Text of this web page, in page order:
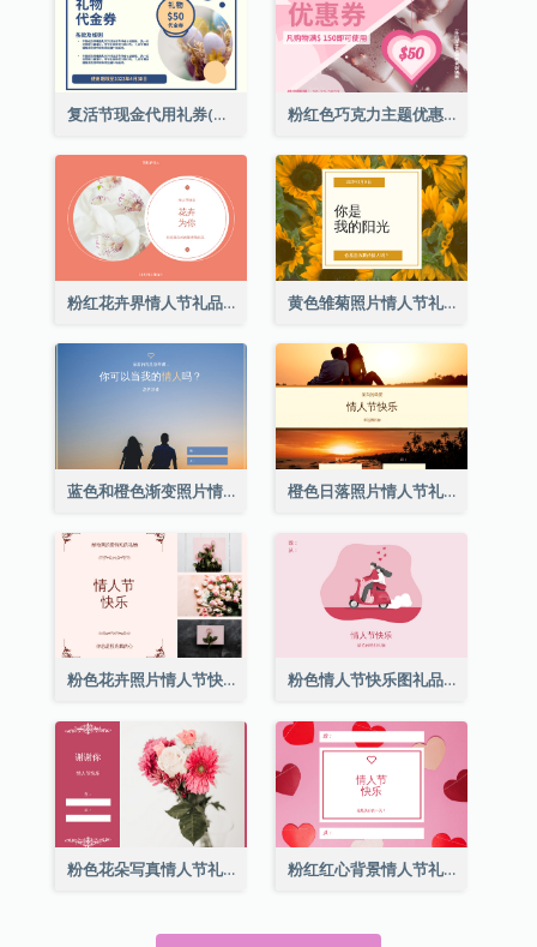
复活节现金代用礼券(附使用细则) 粉红色巧克力主题优惠券
粉红花卉界情人节礼品卡 黄色雏菊照片情人节礼品卡
蓝色和橙色渐变照片情人节礼品卡 橙色日落照片情人节礼品卡
粉色花卉照片情人节快乐礼品卡 粉色情人节快乐图礼品卡
粉色花朵写真情人节礼品卡 粉红红心背景情人节礼品卡